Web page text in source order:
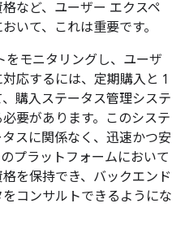
など、ユーザー エクスペ
いて、これは重要です。
モニタリングし、ユーザ
応するには、定期購入と 1
購入ステータス管理システ
要があります。このシステ
スに関係なく、迅速かつ安
プラットフォームにおいて
を保持でき、バックエンド
コンサルトできるようにな